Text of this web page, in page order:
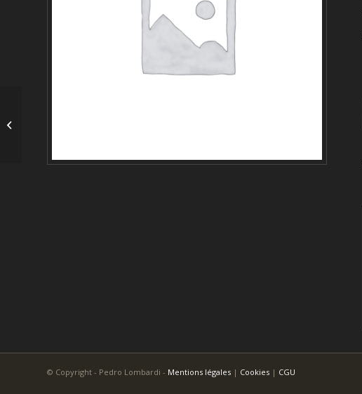
© Copyright - Pedro Lombardi - Mentions légales | Cookies | CGU